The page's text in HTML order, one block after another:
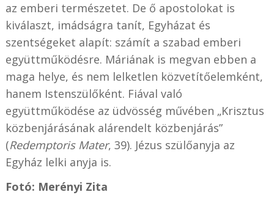
az emberi természetet. De ő apostolokat is
kiválaszt, imádságra tanít, Egyházat és
szentségeket alapít: számít a szabad emberi
együttműködésre. Máriának is megvan ebben a
maga helye, és nem lelketlen közvetítőelemként,
hanem Istenszülőként. Fiával való
együttműködése az üdvösség művében „Krisztus
közbenjárásának alárendelt közbenjárás”
(Redemptoris Mater, 39). Jézus szülőanyja az
Egyház lelki anyja is.
Fotó: Merényi Zita